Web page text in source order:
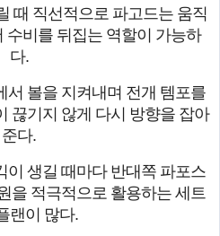
때 직선적으로 파고드는 움직
수비를 뒤집는 역할이 가능하
다.
서 볼을 지켜내며 전개 템포를
끊기지 않게 다시 방향을 잡아
준다.
이 생길 때마다 반대쪽 파포스
을 적극적으로 활용하는 세트
랜이 많다.